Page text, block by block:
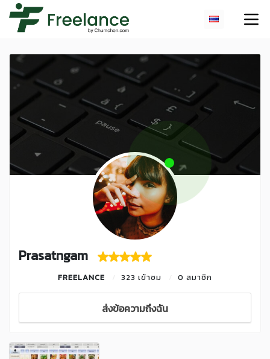
Prasatngam
FREELANCE 323 เข้าชม 0 สมาชิก
ส่งข้อความถึงฉัน